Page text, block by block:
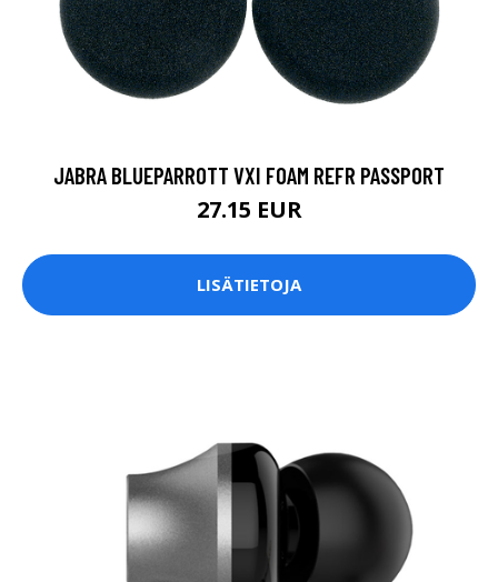
JABRA BLUEPARROTT VXI FOAM REFR PASSPORT
27.15 EUR
LISÄTIETOJA